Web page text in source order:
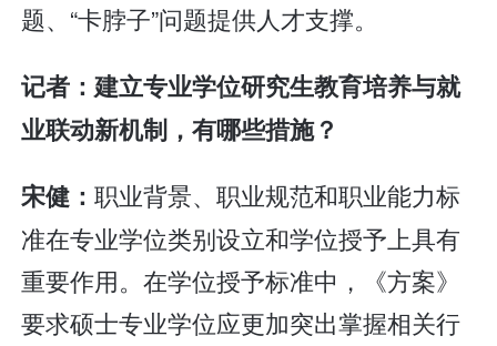
题、“卡脖子”问题提供人才支撑。
记者：建立专业学位研究生教育培养与就
业联动新机制，有哪些措施？
宋健：职业背景、职业规范和职业能力标
准在专业学位类别设立和学位授予上具有
重要作用。在学位授予标准中，《方案》
要求硕士专业学位应更加突出掌握相关行